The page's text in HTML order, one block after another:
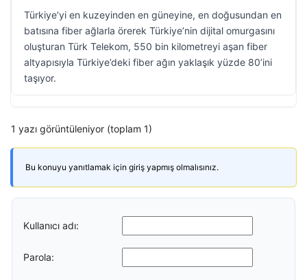
Türkiye’yi en kuzeyinden en güneyine, en doğusundan en
batısına fiber ağlarla örerek Türkiye’nin dijital omurgasını
oluşturan Türk Telekom, 550 bin kilometreyi aşan fiber
altyapısıyla Türkiye’deki fiber ağın yaklaşık yüzde 80’ini
taşıyor.
1 yazı görüntüleniyor (toplam 1)
Bu konuyu yanıtlamak için giriş yapmış olmalısınız.
Kullanıcı adı:
Parola: